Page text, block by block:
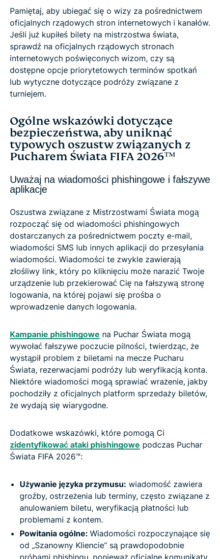
Pamiętaj, aby ubiegać się o wizy za pośrednictwem
oficjalnych rządowych stron internetowych i kanałów.
Jeśli już kupiłeś bilety na mistrzostwa świata,
sprawdź na oficjalnych rządowych stronach
internetowych poświęconych wizom, czy są
dostępne opcje priorytetowych terminów spotkań
lub wytyczne dotyczące podróży związane z
turniejem.
Ogólne wskazówki dotyczące
bezpieczeństwa, aby uniknąć
typowych oszustw związanych z
Pucharem Świata FIFA 2026™
Uważaj na wiadomości phishingowe i fałszywe
aplikacje
Oszustwa związane z Mistrzostwami Świata mogą
rozpocząć się od wiadomości phishingowych
dostarczanych za pośrednictwem poczty e-mail,
wiadomości SMS lub innych aplikacji do przesyłania
wiadomości. Wiadomości te zwykle zawierają
złośliwy link, który po kliknięciu może narazić Twoje
urządzenie lub przekierować Cię na fałszywą stronę
logowania, na której pojawi się prośba o
wprowadzenie danych logowania.
Kampanie phishingowe na Puchar Świata mogą
wywołać fałszywe poczucie pilności, twierdząc, że
wystąpił problem z biletami na mecze Pucharu
Świata, rezerwacjami podróży lub weryfikacją konta.
Niektóre wiadomości mogą sprawiać wrażenie, jakby
pochodziły z oficjalnych platform sprzedaży biletów,
że wydają się wiarygodne.
Dodatkowe wskazówki, które pomogą Ci
zidentyfikować ataki phishingowe podczas Puchar
Świata FIFA 2026™:
Używanie języka przymusu: wiadomość zawiera
groźby, ostrzeżenia lub terminy, często związane z
anulowaniem biletu, weryfikacją płatności lub
problemami z kontem.
Powitania ogólne: Wiadomości rozpoczynające się
od „Szanowny Kliencie” są prawdopodobnie
próbami phishingu, ponieważ oficjalne komunikaty